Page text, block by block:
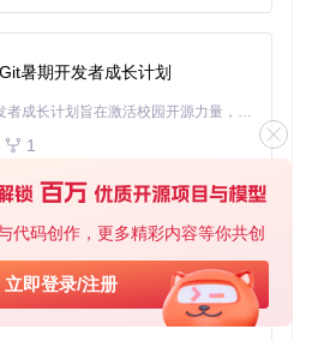
代码创作，更多精彩内容等你共创
立即登录/注册
暑期开发者成长计划
「源启盛夏」暑期校园开发者成长计划旨在激活校园开源力量，通过积分激励、认证扶持、资源倾斜等形式，引导高校组织和开发者完成「入驻 — 建项目 — 做贡献 — 获认证 — 得资源」的完整闭环。无论你是想带领社团入驻平台的组织者，还是希望用代码贡献证明自己的开发者，都能在这里找到属于你的成长路径。
1
基于Python的Xiaozhi AI，适用于想要完整Xiaozhi体验而无需拥有专用硬件的用户。
1